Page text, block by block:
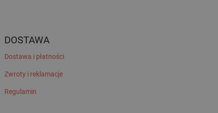
DOSTAWA
Dostawa i płatności
Zwroty i reklamacje
Regulamin